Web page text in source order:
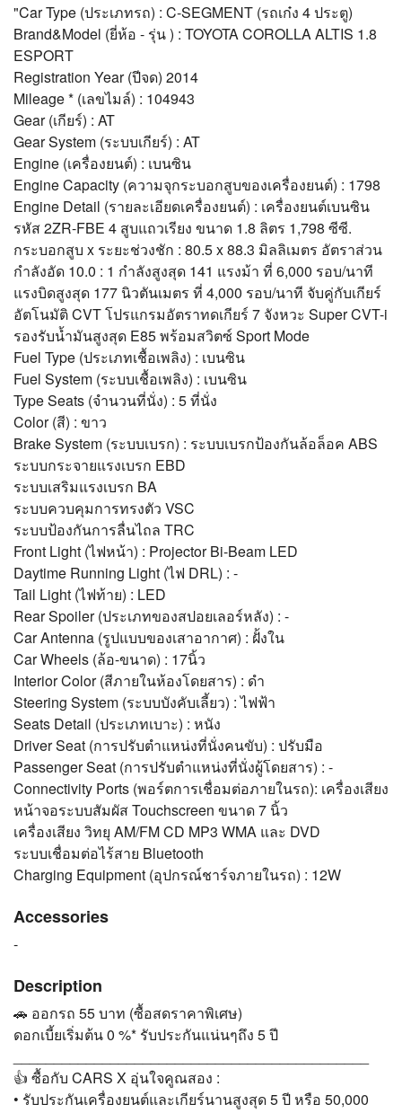
"Car Type (ประเภทรถ) : C-SEGMENT (รถเก๋ง 4 ประตู)
Brand&Model (ยี่ห้อ - รุ่น ) : TOYOTA COROLLA ALTIS 1.8
ESPORT
Registration Year (ปีจด) 2014
Mileage * (เลขไมล์) : 104943
Gear (เกียร์) : AT
Gear System (ระบบเกียร์) : AT
Engine (เครื่องยนต์) : เบนซิน
Engine Capacity (ความจุกระบอกสูบของเครื่องยนต์) : 1798
Engine Detail (รายละเอียดเครื่องยนต์) : เครื่องยนต์เบนซิน
รหัส 2ZR-FBE 4 สูบแถวเรียง ขนาด 1.8 ลิตร 1,798 ซีซี.
กระบอกสูบ x ระยะช่วงชัก : 80.5 x 88.3 มิลลิเมตร อัตราส่วน
กำลังอัด 10.0 : 1 กำลังสูงสุด 141 แรงม้า ที่ 6,000 รอบ/นาที
แรงบิดสูงสุด 177 นิวตันเมตร ที่ 4,000 รอบ/นาที จับคู่กับเกียร์
อัตโนมัติ CVT โปรแกรมอัตราทดเกียร์ 7 จังหวะ Super CVT-i
รองรับน้ำมันสูงสุด E85 พร้อมสวิตซ์ Sport Mode
Fuel Type (ประเภทเชื้อเพลิง) : เบนซิน
Fuel System (ระบบเชื้อเพลิง) : เบนซิน
Type Seats (จำนวนที่นั่ง) : 5 ที่นั่ง
Color (สี) : ขาว
Brake System (ระบบเบรก) : ระบบเบรกป้องกันล้อล็อค ABS
ระบบกระจายแรงเบรก EBD
ระบบเสริมแรงเบรก BA
ระบบควบคุมการทรงตัว VSC
ระบบป้องกันการลื่นไถล TRC
Front Light (ไฟหน้า) : Projector Bi-Beam LED
Daytime Running Light (ไฟ DRL) : -
Tail Light (ไฟท้าย) : LED
Rear Spoiler (ประเภทของสปอยเลอร์หลัง) : -
Car Antenna (รูปแบบของเสาอากาศ) : ฝั้งใน
Car Wheels (ล้อ-ขนาด) : 17นิ้ว
Interior Color (สีภายในห้องโดยสาร) : ดำ
Steering System (ระบบบังคับเลี้ยว) : ไฟฟ้า
Seats Detail (ประเภทเบาะ) : หนัง
Driver Seat (การปรับตำแหน่งที่นั่งคนขับ) : ปรับมือ
Passenger Seat (การปรับตำแหน่งที่นั่งผู้โดยสาร) : -
Connectivity Ports (พอร์ตการเชื่อมต่อภายในรถ): เครื่องเสียง
หน้าจอระบบสัมผัส Touchscreen ขนาด 7 นิ้ว
เครื่องเสียง วิทยุ AM/FM CD MP3 WMA และ DVD
ระบบเชื่อมต่อไร้สาย Bluetooth
Charging Equipment (อุปกรณ์ชาร์จภายในรถ) : 12W
Accessories
-
Description
🚗 ออกรถ 55 บาท (ซื้อสดราคาพิเศษ)
ดอกเบี้ยเริ่มต้น 0 %* รับประกันแน่นๆถึง 5 ปี
👍 ซื้อกับ CARS X อุ่นใจคูณสอง :
• รับประกันเครื่องยนต์และเกียร์นานสูงสุด 5 ปี หรือ 50,000